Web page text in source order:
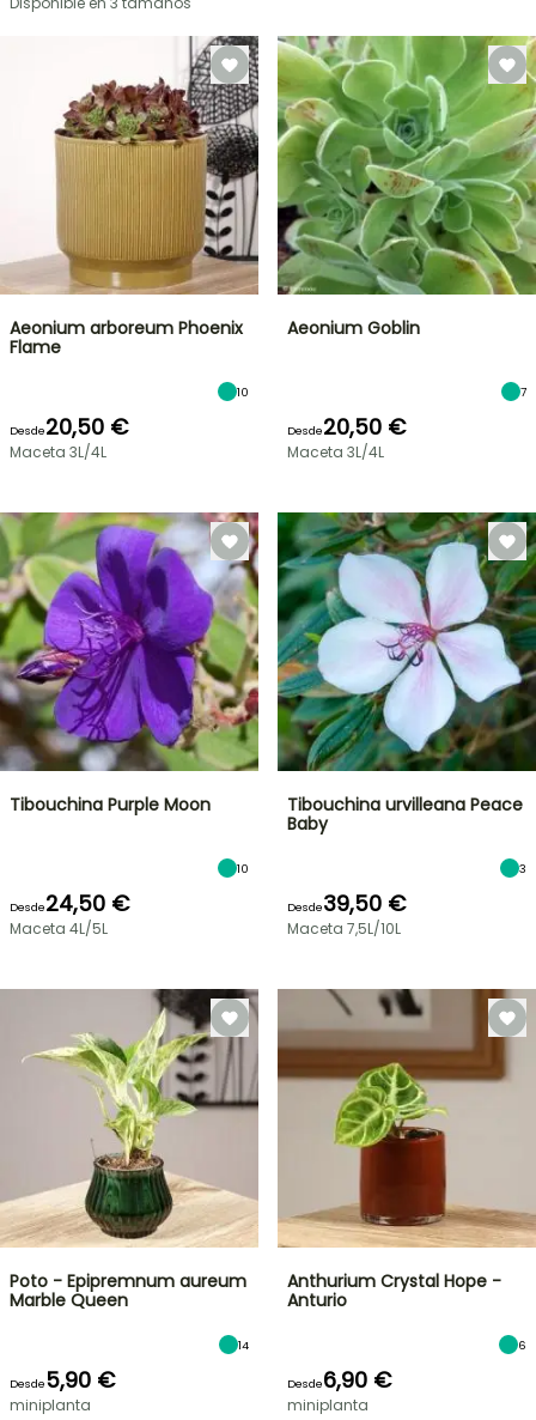
Aeonium arboreum Phoenix
Flame
10
Desde20,50 €
Maceta 3L/4L
Aeonium Goblin
7
Desde20,50 €
Maceta 3L/4L
Tibouchina Purple Moon
10
Desde24,50 €
Maceta 4L/5L
Tibouchina urvilleana Peace
Baby
3
Desde39,50 €
Maceta 7,5L/10L
Poto - Epipremnum aureum
Marble Queen
14
Desde5,90 €
miniplanta
Anthurium Crystal Hope -
Anturio
6
Desde6,90 €
miniplanta